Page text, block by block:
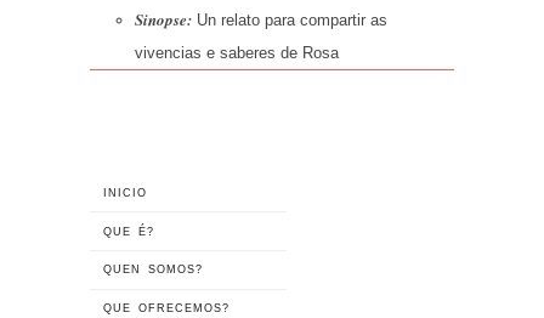
Sinopse: Un relato para compartir as
vivencias e saberes de Rosa
INICIO
QUE É?
QUEN SOMOS?
QUE OFRECEMOS?